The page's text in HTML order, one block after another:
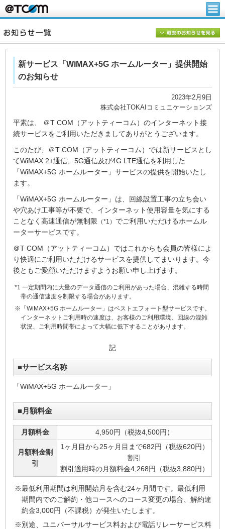
新サービス「WiMAX+5G ホームルーター」提供開始
のお知らせ
2023年2月9日
株式会社TOKAIコミュニケーションズ
平素は、 ＠T COM（アットティーコム）のインターネット接
続サービスをご利用いただきましてありがとうございます。
このたび、＠T COM（アットティーコム）では新サービスとし
てWiMAX 2+通信、5G通信及び4G LTE通信を利用した
「WiMAX+5G ホームルーター」サービスの提供を開始いたし
ます。
「WiMAX+5G ホームルーター」は、回線設置工事の立ち会い
や穴あけ工事等が不要で、インターネット使用容量を気にする
ことなく高速通信が無制限 （*1） でご利用いただけるホームル
ーターサービスです。
＠T COM（アットティーコム）ではこれからも会員の皆様によ
り快適にご利用いただけるサービスを提供してまいります。今
後ともご愛顧いただけますようお願い申し上げます。
*1 一定期間内に大量のデータ通信のご利用があった場合、混雑する時間
帯の通信速度を制限する場合があります。
※「WiMAX+5G ホームルーター」はベストエフォート型サービスです。
インターネットご利用時の速度は、お客様のご利用環境、回線の混雑
状況、ご利用時間帯によって大幅に低下することがあります。
記
■サービス名称
「WiMAX+5G ホームルーター」
■月額料金
月額料金 4,950円（税抜4,500円）
月額料金割
引
1ヶ月目から25ヶ月目まで682円（税抜620円）
割引
割引適用時の月額料金4,268円（税抜3,880円）
※最低利用期間は利用開始月を含む24ヶ月間です。最低利用
期間内でのご解約・他コースへのコース変更の場合、解約違
約金3,000円（不課税）が発生いたします。
※別途、ユニバーサルサービス料および電話リレーサービス料